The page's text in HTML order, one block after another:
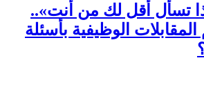
تسأل أقل لك من أنت»..
الوظيفية بأسئلة